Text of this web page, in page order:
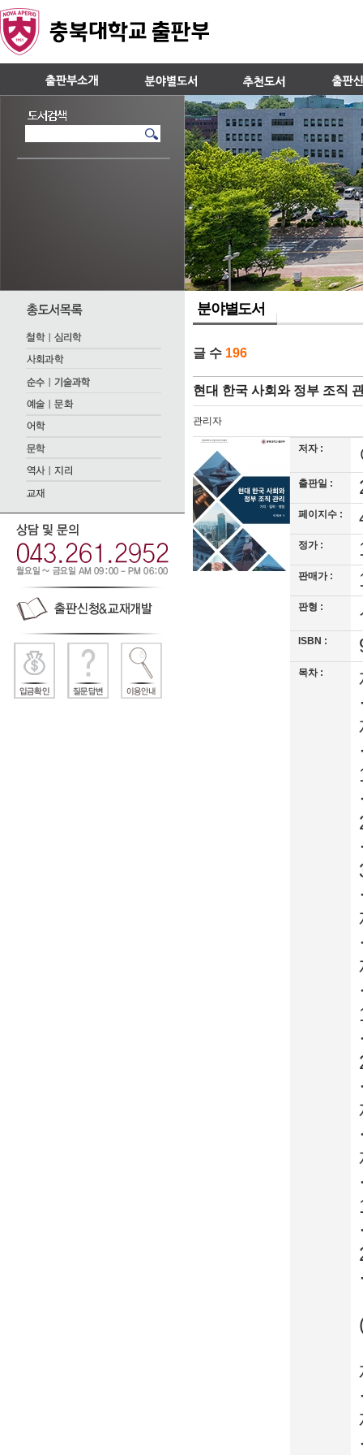
분야별도서
글 수 196
현대 한국 사회와 정부 조직
관리자
저자 :
출판일 :
페이지수 :
정가 :
판매가 :
판형 :
ISBN :
목차 :